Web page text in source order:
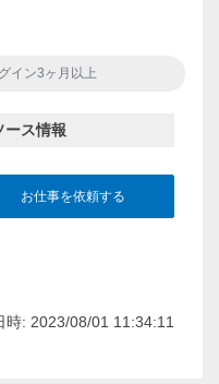
イン3ヶ月以上
ース情報
お仕事を依頼する
時: 2023/08/01 11:34:11